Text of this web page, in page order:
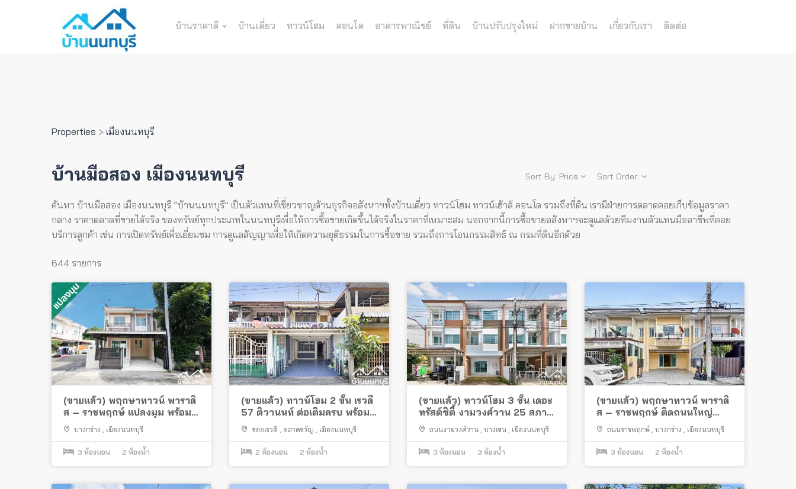
บ้านราคาดี บ้านเดี่ยว ทาวน์โฮม คอนโด อาคารพาณิชย์ ที่ดิน บ้านปรับปรุงใหม่ ฝากขายบ้าน เกี่ยวกับเรา ติดต่อ
Properties > เมืองนนทบุรี
บ้านมือสอง เมืองนนทบุรี Sort By: Price Sort Order:
ค้นหา บ้านมือสอง เมืองนนทบุรี “บ้านนนทบุรี” เป็นตัวแทนที่เชี่ยวชาญด้านธุรกิจอสังหาฯทั้งบ้านเดี่ยว ทาวน์โฮม ทาวน์เฮ้าส์ คอนโด รวมถึงที่ดิน เรามีฝ่ายการตลาดคอยเก็บข้อมูลราคา
กลาง ราคาตลาดที่ขายได้จริง ของทรัพย์ทุกประเภทในนนทบุรีเพื่อให้การซื้อขายเกิดขึ้นได้จริงในราคาที่เหมาะสม นอกจากนี้การซื้อขายอสังหาฯจะดูแลด้วยทีมงานตัวแทนมืออาชีพที่คอย
บริการลูกค้า เช่น การเปิดทรัพย์เพื่อเยี่ยมชม การดูแลสัญญาเพื่อให้เกิดความยุติธรรมในการซื้อขาย รวมถึงการโอนกรรมสิทธ์ ณ กรมที่ดินอีกด้วย
644 รายการ
(ขายแล้ว) พฤกษาทาวน์ พาราดิ
ส – ราชพฤกษ์ แปลงมุม พร้อม
อยู่ บางกร่าง เมืองนนทบุรี
3 ห้องนอน 2 ห้องน้ำ
(ขายแล้ว) ทาวน์โฮม 2 ชั้น เรวดี
57 ติวานนท์ ต่อเติมครบ พร้อม
อยู่ ซอยเรวดี ตลาดขวัญ เมืองนนทบุรี
2 ห้องนอน 2 ห้องน้ำ
(ขายแล้ว) ทาวน์โฮม 3 ชั้น เดอะ
ทรัสต์ซิตี้ งามวงศ์วาน 25 สภาพ
สวย พร้อมอยู่ ใกล้ทางด่วน
ถนนงามวงศ์วาน บางเขน เมืองนนทบุรี
3 ห้องนอน 3 ห้องน้ำ
(ขายแล้ว) พฤกษาทาวน์ พาราดิ
ส – ราชพฤกษ์ ติดถนนใหญ่
พร้อมอยู่ใกล้รถไฟฟ้า
ถนนราชพฤกษ์ บางกร่าง เมืองนนทบุรี
3 ห้องนอน 2 ห้องน้ำ